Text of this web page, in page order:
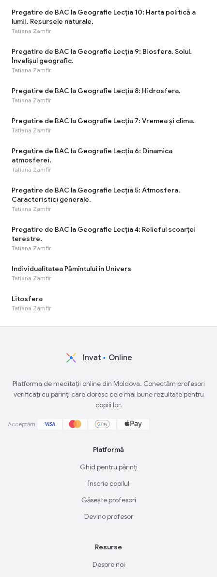
Pregatire de BAC la Geografie Lecția 10: Harta politică a
lumii. Resursele naturale.
Tatiana Zamfir
Pregatire de BAC la Geografie Lecția 9: Biosfera. Solul.
Învelișul geografic.
Tatiana Zamfir
Pregatire de BAC la Geografie Lecția 8: Hidrosfera.
Tatiana Zamfir
Pregatire de BAC la Geografie Lecția 7: Vremea și clima.
Tatiana Zamfir
Pregatire de BAC la Geografie Lecția 6: Dinamica
atmosferei.
Tatiana Zamfir
Pregatire de BAC la Geografie Lecția 5: Atmosfera.
Caracteristici generale.
Tatiana Zamfir
Pregatire de BAC la Geografie Lecția 4: Relieful scoarței
terestre.
Tatiana Zamfir
Individualitatea Pămîntului în Univers
Tatiana Zamfir
Litosfera
Tatiana Zamfir
Invat Online
Platforma de meditații online din Moldova. Conectăm profesori
verificați cu părinți care doresc cele mai bune rezultate pentru
copiii lor.
Acceptăm:
Platformă
Ghid pentru părinți
Înscrie copilul
Găsește profesori
Devino profesor
Resurse
Despre noi